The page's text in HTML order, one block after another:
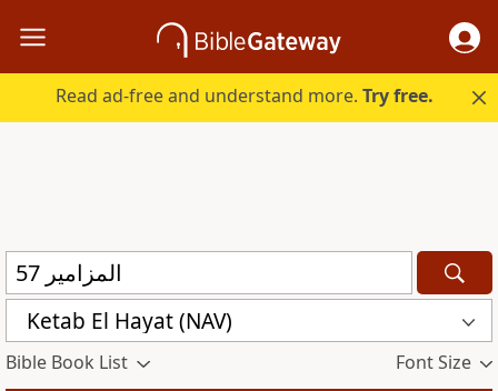
Read ad-free and understand more.Try free.
Ketab El Hayat (NAV)
Bible Book List Font Size